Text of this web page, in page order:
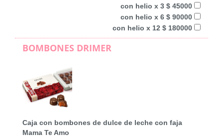
con helio x 3 $ 45000
con helio x 6 $ 90000
con helio x 12 $ 180000
BOMBONES DRIMER
Caja con bombones de dulce de leche con faja
Mama Te Amo